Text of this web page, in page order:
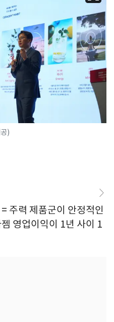
)
주력 제품군이 안정적인
영업이익이 1년 사이 1